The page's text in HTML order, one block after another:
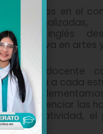
basados en el
de inglés
activa en artes
docente
a cada
potenciar las
la creatividad, el